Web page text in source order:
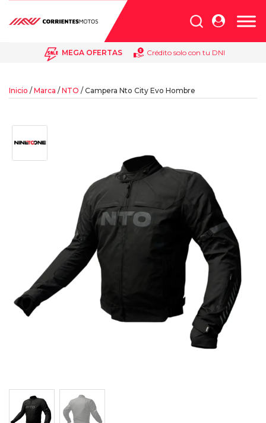
Búsqueda
de
MEGA OFERTAS Crédito solo con tu DNI
Inicio / Marca / NTO / Campera Nto City Evo Hombre